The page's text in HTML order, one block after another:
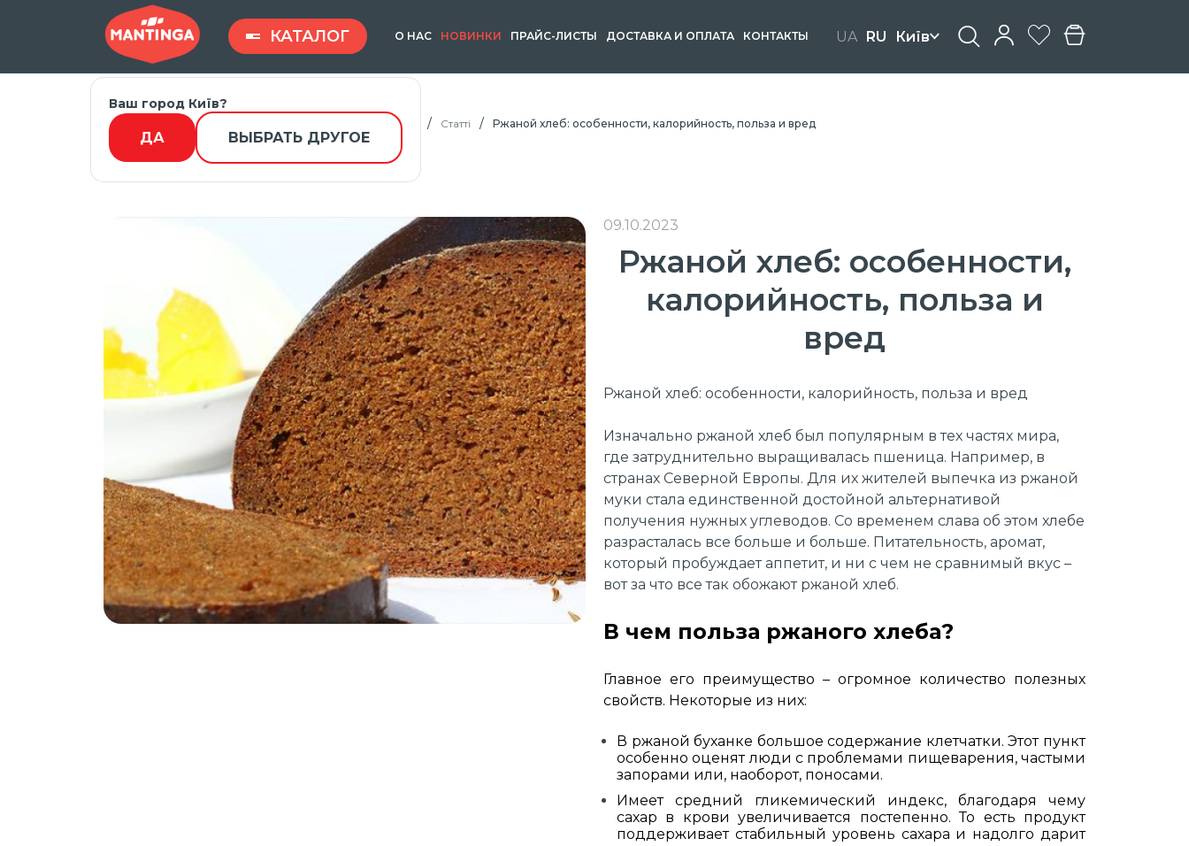
КАТАЛОГ О НАС НОВИНКИ ПРАЙС-ЛИСТЫ ДОСТАВКА И ОПЛАТА КОНТАКТЫ UA RU Київ
Ваш город Київ?
ДА ВЫБРАТЬ ДРУГОЕ
Введите запрос ...
Главная Статті Ржаной хлеб: особенности, калорийность, польза и вред
09.10.2023
Ржаной хлеб: особенности,
калорийность, польза и
вред
Ржаной хлеб: особенности, калорийность, польза и вред
Изначально ржаной хлеб был популярным в тех частях мира,
где затруднительно выращивалась пшеница. Например, в
странах Северной Европы. Для их жителей выпечка из ржаной
муки стала единственной достойной альтернативой
получения нужных углеводов. Со временем слава об этом хлебе
разрасталась все больше и больше. Питательность, аромат,
который пробуждает аппетит, и ни с чем не сравнимый вкус –
вот за что все так обожают ржаной хлеб.
В чем польза ржаного хлеба?
Главное его преимущество – огромное количество полезных
свойств. Некоторые из них:
В ржаной буханке большое содержание клетчатки. Этот пункт
особенно оценят люди с проблемами пищеварения, частыми
запорами или, наоборот, поносами.
Имеет средний гликемический индекс, благодаря чему
сахар в крови увеличивается постепенно. То есть продукт
поддерживает стабильный уровень сахара и надолго дарит